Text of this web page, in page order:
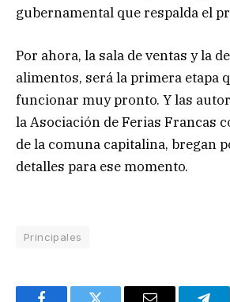
gubernamental que respalda el
Por ahora, la sala de ventas y la
alimentos, será la primera etapa
funcionar muy pronto. Y las
la Asociación de Ferias Francas
de la comuna capitalina, bregan
detalles para ese momento.
Principales